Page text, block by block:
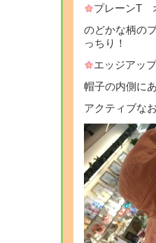
プレーンT
のどかな柄の
っちり！
エッジアッ
帽子の内側に
アクティブな